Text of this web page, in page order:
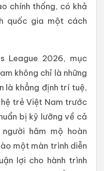
chính thống, có khả
quốc gia một cách
League 2026, mục
không chỉ là những
là khẳng định trí tuệ,
trẻ Việt Nam trước
bị kỹ lưỡng về cả
hâm mộ hoàn
một màn trình diễn
lợi cho hành trình